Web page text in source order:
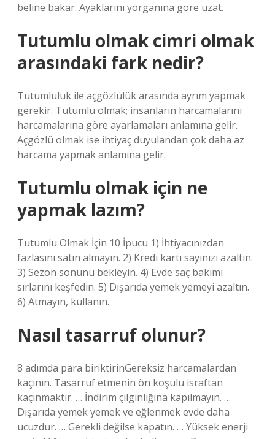
beline bakar. Ayaklarını yorganına göre uzat.
Tutumlu olmak cimri olmak
arasındaki fark nedir?
Tutumluluk ile açgözlülük arasında ayrım yapmak
gerekir. Tutumlu olmak; insanların harcamalarını
harcamalarına göre ayarlamaları anlamına gelir.
Açgözlü olmak ise ihtiyaç duyulandan çok daha az
harcama yapmak anlamına gelir.
Tutumlu olmak için ne
yapmak lazım?
Tutumlu Olmak İçin 10 İpucu 1) İhtiyacınızdan
fazlasını satın almayın. 2) Kredi kartı sayınızı azaltın.
3) Sezon sonunu bekleyin. 4) Evde saç bakımı
sırlarını keşfedin. 5) Dışarıda yemek yemeyi azaltın.
6) Atmayın, kullanın.
Nasıl tasarruf olunur?
8 adımda para biriktirinGereksiz harcamalardan
kaçının. Tasarruf etmenin ön koşulu israftan
kaçınmaktır. … İndirim çılgınlığına kapılmayın. …
Dışarıda yemek yemek ve eğlenmek evde daha
ucuzdur. … Gerekli değilse kapatın. … Yüksek enerji